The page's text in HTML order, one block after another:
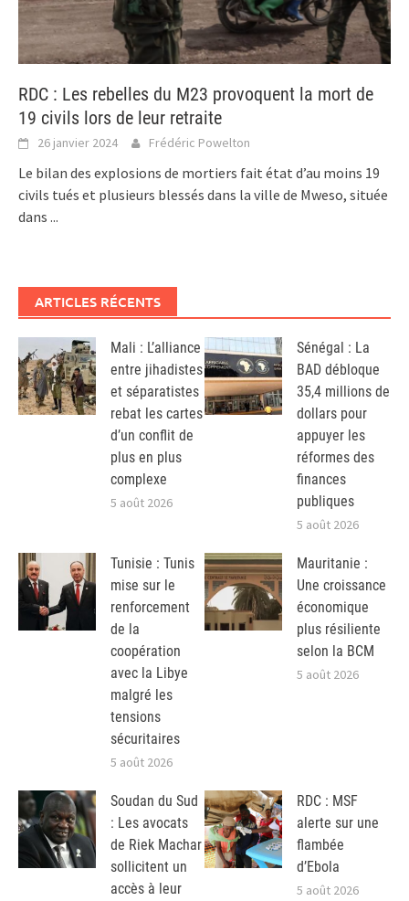
RDC : Les rebelles du M23 provoquent la mort de
19 civils lors de leur retraite
26 janvier 2024 Frédéric Powelton
Le bilan des explosions de mortiers fait état d’au moins 19
civils tués et plusieurs blessés dans la ville de Mweso, située
dans ...
ARTICLES RÉCENTS
Mali : L’alliance
entre jihadistes
et séparatistes
rebat les cartes
d’un conflit de
plus en plus
complexe
5 août 2026
Sénégal : La
BAD débloque
35,4 millions de
dollars pour
appuyer les
réformes des
finances
publiques
5 août 2026
Tunisie : Tunis
mise sur le
renforcement
de la
coopération
avec la Libye
malgré les
tensions
sécuritaires
5 août 2026
Mauritanie :
Une croissance
économique
plus résiliente
selon la BCM
5 août 2026
Soudan du Sud
: Les avocats
de Riek Machar
sollicitent un
accès à leur
RDC : MSF
alerte sur une
flambée
d’Ebola
5 août 2026